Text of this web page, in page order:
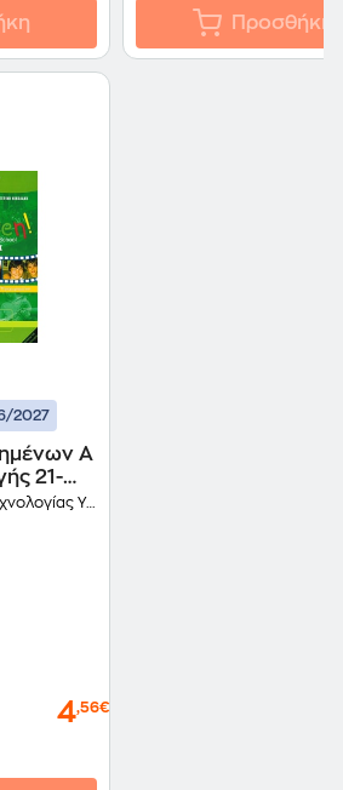
Προσθήκη
2027
Α
21-
και Εκδόσεων Διόφαντος
4,56€